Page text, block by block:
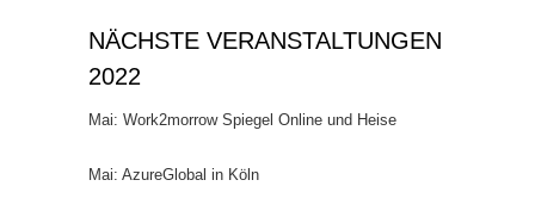
NÄCHSTE VERANSTALTUNGEN
2022
Mai: Work2morrow Spiegel Online und Heise
Mai: AzureGlobal in Köln